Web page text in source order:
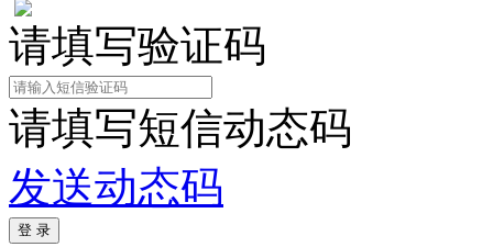
请填写验证码
请填写短信动态码
发送动态码